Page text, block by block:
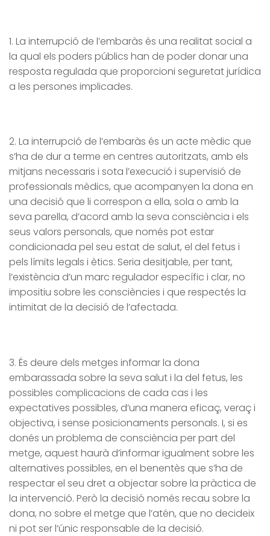
1. La interrupció de l’embaràs és una realitat social a
la qual els poders públics han de poder donar una
resposta regulada que proporcioni seguretat jurídica
a les persones implicades.
2. La interrupció de l’embaràs és un acte mèdic que
s’ha de dur a terme en centres autoritzats, amb els
mitjans necessaris i sota l’execució i supervisió de
professionals mèdics, que acompanyen la dona en
una decisió que li correspon a ella, sola o amb la
seva parella, d’acord amb la seva consciència i els
seus valors personals, que només pot estar
condicionada pel seu estat de salut, el del fetus i
pels límits legals i ètics. Seria desitjable, per tant,
l’existència d’un marc regulador específic i clar, no
impositiu sobre les consciències i que respectés la
intimitat de la decisió de l’afectada.
3. És deure dels metges informar la dona
embarassada sobre la seva salut i la del fetus, les
possibles complicacions de cada cas i les
expectatives possibles, d’una manera eficaç, veraç i
objectiva, i sense posicionaments personals. I, si es
donés un problema de consciència per part del
metge, aquest haurà d’informar igualment sobre les
alternatives possibles, en el benentès que s’ha de
respectar el seu dret a objectar sobre la pràctica de
la intervenció. Però la decisió només recau sobre la
dona, no sobre el metge que l’atén, que no decideix
ni pot ser l’únic responsable de la decisió.